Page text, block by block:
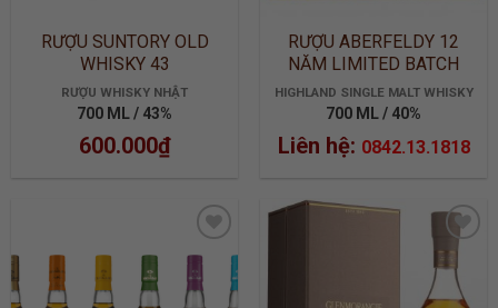
RƯỢU SUNTORY OLD
WHISKY 43
RƯỢU WHISKY NHẬT
700 ML / 43%
600.000₫
RƯỢU ABERFELDY 12
NĂM LIMITED BATCH
2905
HIGHLAND SINGLE MALT WHISKY
700 ML / 40%
Liên hệ: 0842.13.1818
ADD TO
ADD TO